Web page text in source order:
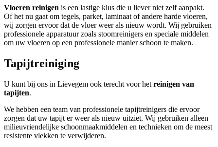
Vloeren reinigen is een lastige klus die u liever niet zelf aanpakt.
Of het nu gaat om tegels, parket, laminaat of andere harde vloeren,
wij zorgen ervoor dat de vloer weer als nieuw wordt. Wij gebruiken
professionele apparatuur zoals stoomreinigers en speciale middelen
om uw vloeren op een professionele manier schoon te maken.
Tapijtreiniging
U kunt bij ons in Lievegem ook terecht voor het reinigen van
tapijten.
We hebben een team van professionele tapijtreinigers die ervoor
zorgen dat uw tapijt er weer als nieuw uitziet. Wij gebruiken alleen
milieuvriendelijke schoonmaakmiddelen en technieken om de meest
resistente vlekken te verwijderen.